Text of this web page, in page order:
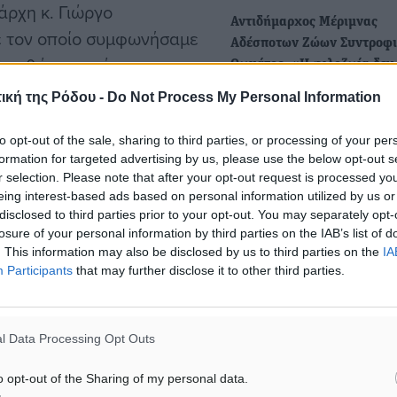
της Ρόδου - Do Not Process My Personal Information
opt-out of the sale, sharing to third parties, or processing of your
for targeted advertising by us, please use the below opt-out
selection. Please note that after your opt-out request is processed
interest-based ads based on personal information utilized by us
to third parties prior to your opt-out. You may separately
of your personal information by third parties on the IAB’s list of
This information may also be disclosed by us to third parties on the
Participants that may further disclose it to other third parties.
Data Processing Opt Outs
opt-out of the Sharing of my personal data.
κ. Γιώργο
οποίο συμφωνήσαμε
όποιες
πρόσφατη συνεδρίαση
αρχικής σύμβασης –
του έργου
του
Ρόδου») –το οποίο και
συντροφιάς
των αδέσποτων
Αντιδήμαρχος Μέριμνας
Αδέσποτων Ζώων
Θωμάτος: «Η φιλοζωία δεν
παιχνίδια»
Τον τελευταίο καιρό,
μάρτυρες μιας
προσπάθειας σπίλωσης του
της…
Ο Δήμος Ρόδου ιδρύει
προστασίας αδέσποτων
προχωρά ο Δήμος